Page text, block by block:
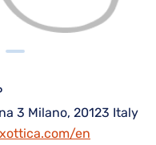
3 Milano, 20123 Italy
en